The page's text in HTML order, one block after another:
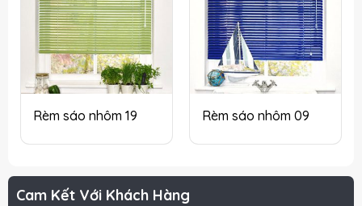
Cam Kết Với Khách Hàng
Rèm sáo nhôm 19 Rèm sáo nhôm 09